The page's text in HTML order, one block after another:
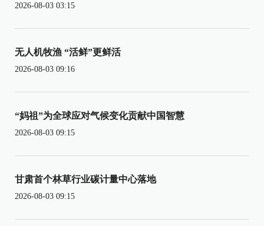
2026-08-03 03:15
无人机牧渔 “活鲜”更鲜活
2026-08-03 09:16
“妈祖”为全球应对气候变化贡献中国智慧
2026-08-03 09:15
甘肃首个林草行业碳计量中心落地
2026-08-03 09:15